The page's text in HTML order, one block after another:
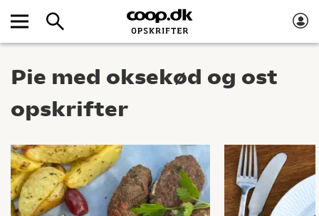
Pie med oksekød og ost
opskrifter